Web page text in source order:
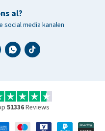
al?
social media kanalen
51336Reviews